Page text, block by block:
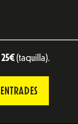
25€(taquilla).
ENTRADES